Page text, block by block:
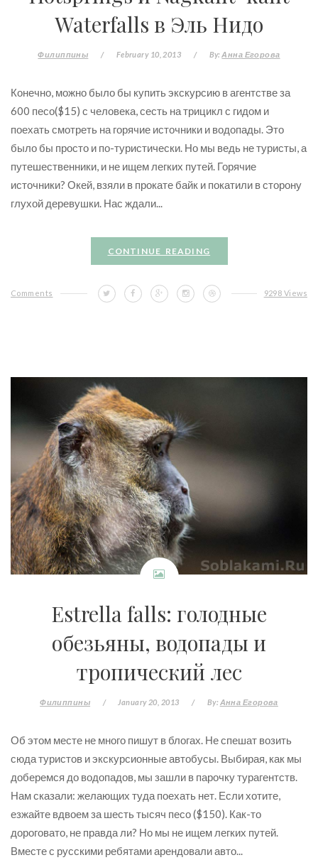
Waterfalls в Эль Нидо
Филиппины / February 10, 2013 / By:Анна Егорова
Конечно, можно было бы купить экскурсию в агентстве за
600 песо($15) с человека, сесть на трицикл с гидом и
поехать смотреть на горячие источники и водопады. Это
было бы просто и по-туристически. Но мы ведь не туристы, а
путешественники, и не ищем легких путей. Горячие
источники? Окей, взяли в прокате байк и покатили в сторону
глухой деревушки. Нас ждали...
CONTINUE READING
Comments 9298 Views
Estrella falls: голодные
обезьяны, водопады и
тропический лес
Филиппины / January 20, 2013 / By: Анна Егорова
Об этом месте не много пишут в блогах. Не спешат возить
сюда туристов и экскурсионные автобусы. Выбирая, как мы
доберемся до водопадов, мы зашли в парочку турагентств.
Нам сказали: желающих туда поехать нет. Если хотите,
езжайте вдвоем за шесть тысяч песо ($150). Как-то
дороговато, не правда ли? Но мы не ищем легких путей.
Вместе с русскими ребятами арендовали авто...